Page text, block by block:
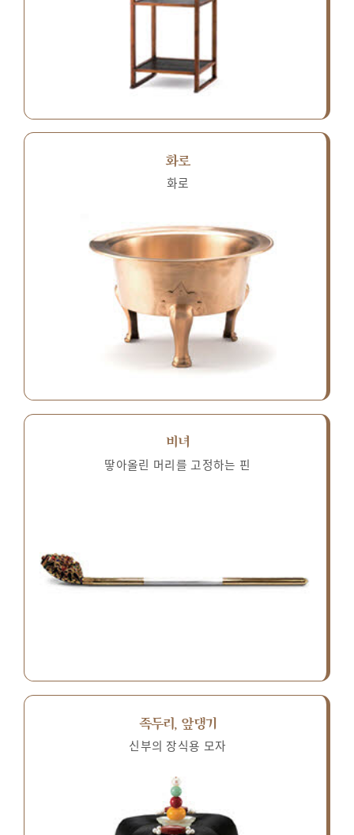
화로
화로
비녀
땋아올린 머리를 고정하는 핀
족두리, 앞댕기
신부의 장식용 모자